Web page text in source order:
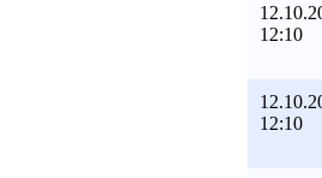
12:10
12:10